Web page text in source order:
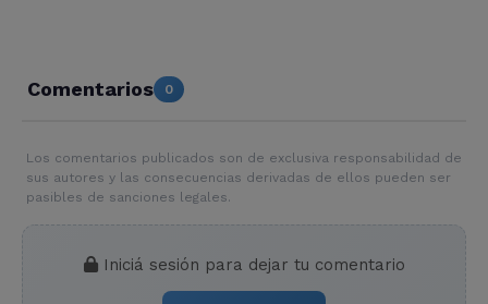
Comentarios 0
Los comentarios publicados son de exclusiva responsabilidad de
sus autores y las consecuencias derivadas de ellos pueden ser
pasibles de sanciones legales.
Iniciá sesión para dejar tu comentario